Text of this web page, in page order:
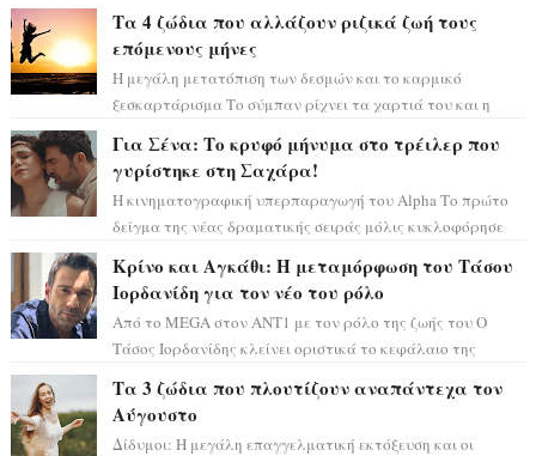
Τα 4 ζώδια που αλλάζουν ριζικά ζωή τους
επόμενους μήνες
Η μεγάλη μετατόπιση των δεσμών και το καρμικό
ξεσκαρτάρισμα Το σύμπαν ρίχνει τα χαρτιά του και η
Για Σένα: Το κρυφό μήνυμα στο τρέιλερ που
γυρίστηκε στη Σαχάρα!
Η κινηματογραφική υπερπαραγωγή του Alpha Το πρώτο
δείγμα της νέας δραματικής σειράς μόλις κυκλοφόρησε
Κρίνο και Αγκάθι: Η μεταμόρφωση του Τάσου
Ιορδανίδη για τον νέο του ρόλο
Από το MEGA στον ΑΝΤ1 με τον ρόλο της ζωής του Ο
Τάσος Ιορδανίδης κλείνει οριστικά το κεφάλαιο της
Τα 3 ζώδια που πλουτίζουν αναπάντεχα τον
Αύγουστο
Δίδυμοι: Η μεγάλη επαγγελματική εκτόξευση και οι